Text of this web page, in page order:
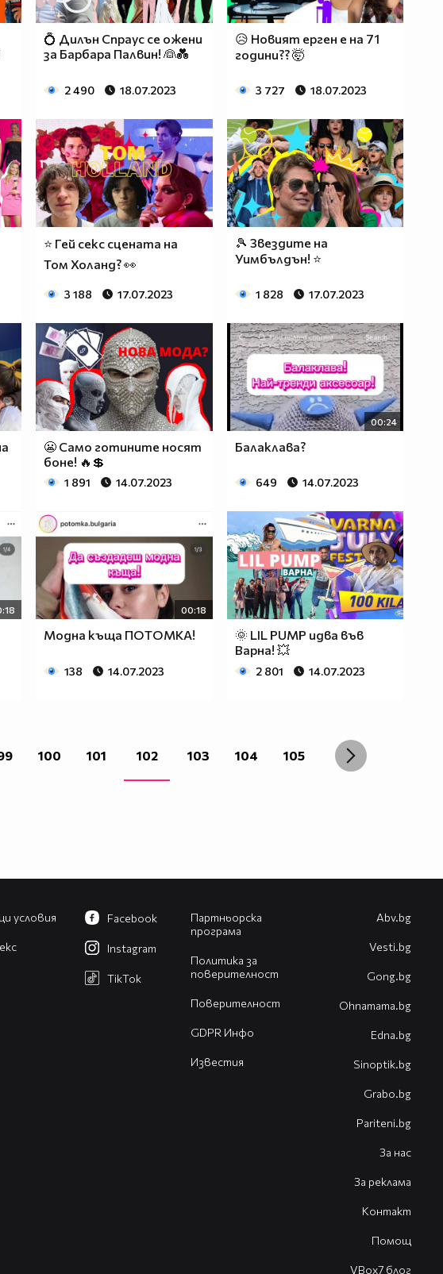
💍 Дилън Спраус се ожени
за Барбара Палвин! 👰💑
2 490 18.07.2023
😥 Новият ерген е на 71
години?? 🤯
3 727 18.07.2023
⭐ Гей секс сцената на
Том Холанд? 👀
3 188 17.07.2023
🎾 Звездите на
Уимбълдън! ⭐
1 828 17.07.2023
😬 Само готините носят
боне! 🔥💲
1 891 14.07.2023
00:24
Балаклава?
649 14.07.2023
00:18
Модна къща ПОТОМКА!
138 14.07.2023
🌞 LIL PUMP идва във
Варна! 💥
2 801 14.07.2023
100 101 102 103 104 105
условия
Партньорска
програма
Политика за
поверителност
Поверителност
GDPR Инфо
Известия
Facebook
Instagram
TikTok
Abv.bg
Vesti.bg
Gong.bg
Оhnamama.bg
Edna.bg
Sinoptik.bg
Grabo.bg
Pariteni.bg
За нас
За реклама
Контакт
Помощ
VBox7 блог